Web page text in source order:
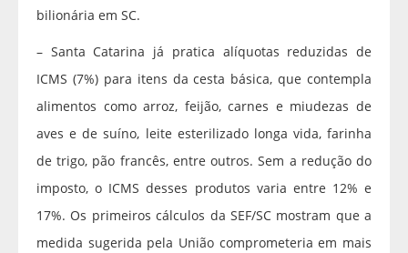
bilionária em SC.
– Santa Catarina já pratica alíquotas reduzidas de
ICMS (7%) para itens da cesta básica, que contempla
alimentos como arroz, feijão, carnes e miudezas de
aves e de suíno, leite esterilizado longa vida, farinha
de trigo, pão francês, entre outros. Sem a redução do
imposto, o ICMS desses produtos varia entre 12% e
17%. Os primeiros cálculos da SEF/SC mostram que a
medida sugerida pela União comprometeria em mais